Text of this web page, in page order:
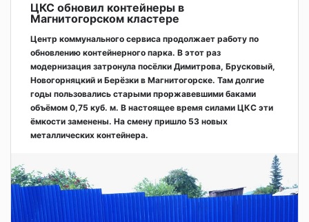
ЦКС обновил контейнеры в
Магнитогорском кластере
Центр коммунального сервиса продолжает работу по
обновлению контейнерного парка. В этот раз
модернизация затронула посёлки Димитрова, Брусковый,
Новогорняцкий и Берёзки в Магнитогорске. Там долгие
годы пользовались старыми проржавевшими баками
объёмом 0,75 куб. м. В настоящее время силами ЦКС эти
ёмкости заменены. На смену пришло 53 новых
металлических контейнера.